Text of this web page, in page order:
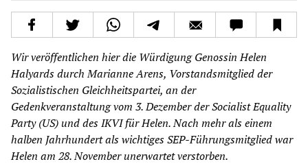
Wir veröffentlichen hier die Würdigung Genossin Helen
Halyards durch Marianne Arens, Vorstandsmitglied der
Sozialistischen Gleichheitspartei, an der
Gedenkveranstaltung vom 3. Dezember der Socialist Equality
Party (US) und des IKVI für Helen. Nach mehr als einem
halben Jahrhundert als wichtiges SEP-Führungsmitglied war
Helen am 28. November unerwartet verstorben.